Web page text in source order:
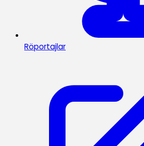
Röportajlar